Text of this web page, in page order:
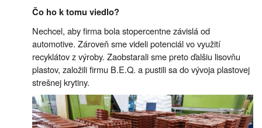
Čo ho k tomu viedlo?
Nechcel, aby firma bola stopercentne závislá od
automotive. Zároveň sme videli potenciál vo využití
recyklátov z výroby. Zaobstarali sme preto ďalšiu lisovňu
plastov, založili firmu B.E.Q. a pustili sa do vývoja plastovej
strešnej krytiny.